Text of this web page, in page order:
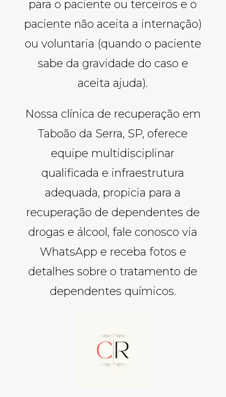
para o paciente ou terceiros e o
paciente não aceita a internação)
ou voluntaria (quando o paciente
sabe da gravidade do caso e
aceita ajuda).
Nossa clínica de recuperação em
Taboão da Serra, SP, oferece
equipe multidisciplinar
qualificada e infraestrutura
adequada, propicia para a
recuperação de dependentes de
drogas e álcool, fale conosco via
WhatsApp e receba fotos e
detalhes sobre o tratamento de
dependentes químicos.